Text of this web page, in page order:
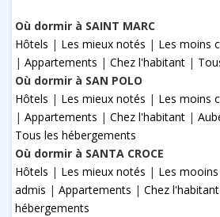
Où dormir à SAINT MARC
Hôtels | Les mieux notés | Les moins
| Appartements | Chez l'habitant |
Où dormir à SAN POLO
Hôtels | Les mieux notés | Les moins
| Appartements | Chez l'habitant |
Tous les hébergements
Où dormir à SANTA CROCE
Hôtels | Les mieux notés | Les
admis | Appartements | Chez l'habitant
hébergements